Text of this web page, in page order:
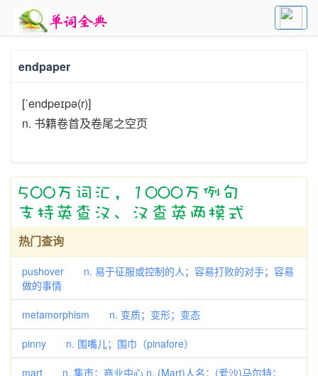
endpaper
[ˈendpeɪpə(r)]
n. 书籍卷首及卷尾之空页
热门查询
pushover n. 易于征服或控制的人；容易打败的对手；容易
做的事情
metamorphism n. 变质；变形；变态
pinny n. 围嘴儿；围巾（pinafore）
mart n. 集市；商业中心 n. (Mart)人名；(爱沙)马尔特；